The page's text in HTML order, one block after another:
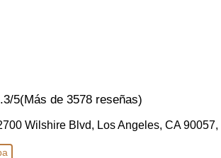
5(Más de 3578 reseñas)
Wilshire Blvd, Los Angeles, CA